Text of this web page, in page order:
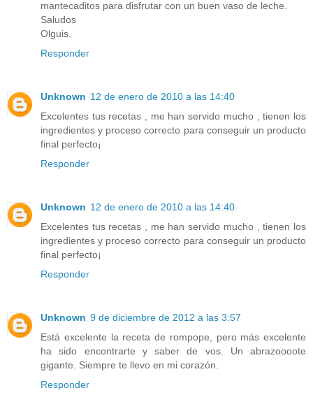
mantecaditos para disfrutar con un buen vaso de leche.
Saludos
Olguis.
Responder
Unknown 12 de enero de 2010 a las 14:40
Excelentes tus recetas , me han servido mucho , tienen los
ingredientes y proceso correcto para conseguir un producto
final perfecto¡
Responder
Unknown 12 de enero de 2010 a las 14:40
Excelentes tus recetas , me han servido mucho , tienen los
ingredientes y proceso correcto para conseguir un producto
final perfecto¡
Responder
Unknown 9 de diciembre de 2012 a las 3:57
Está excelente la receta de rompope, pero más excelente
ha sido encontrarte y saber de vos. Un abrazoooote
gigante. Siempre te llevo en mi corazón.
Responder